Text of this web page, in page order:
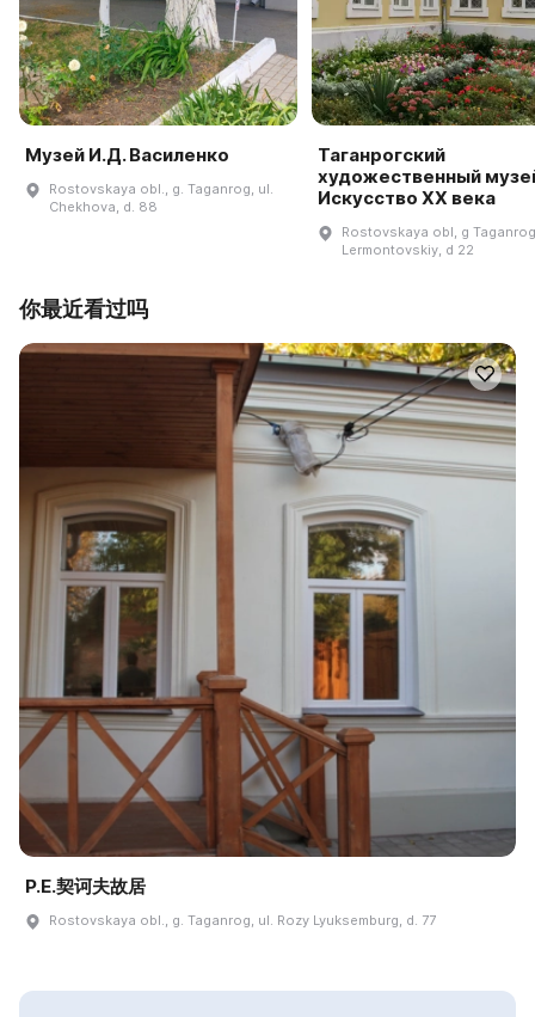
Музей И.Д. Василенко
Rostovskaya obl., g. Taganrog, ul.
Chekhova, d. 88
Таганрогский
художественный
Искусство XX века
Rostovskaya obl, g
Lermontovskiy, d 22
你最近看过吗
P.E.契诃夫故居
Rostovskaya obl., g. Taganrog, ul. Rozy Lyuksemburg, d. 77